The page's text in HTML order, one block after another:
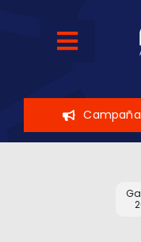
Toggle
Eventos
Sobre el sector